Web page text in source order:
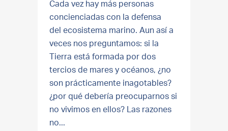
Cada vez hay más personas
concienciadas con la defensa
del ecosistema marino. Aun así a
veces nos preguntamos: si la
Tierra está formada por dos
tercios de mares y océanos, ¿no
son prácticamente inagotables?
¿por qué debería preocuparnos si
no vivimos en ellos? Las razones
no...